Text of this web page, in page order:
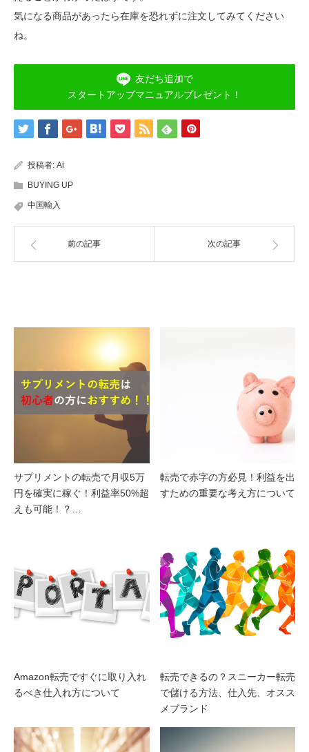
気になる商品があったら在庫を恐れずに注文してみてください
ね。
友だち追加で
スタートアップマニュアルプレゼント！
投稿者: Ai
BUYING UP
中国輸入
前の記事 次の記事
サプリメントの転売で月収5万
円を確実に稼ぐ！利益率50%超
えも可能！？…
転売で赤字の方必見！利益を出
すための重要な考え方について
Amazon転売ですぐに取り入れ
るべき仕入れ方について
転売できるの？スニーカー転売
で儲ける方法、仕入先、オスス
メブランド